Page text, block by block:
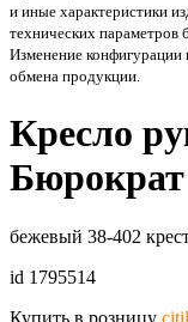
и иные характеристики
технических параметров
Изменение конфигурации
обмена продукции.
Кресло
Бюрократ
бежевый 38-402
id 1795514
Купить в розницу